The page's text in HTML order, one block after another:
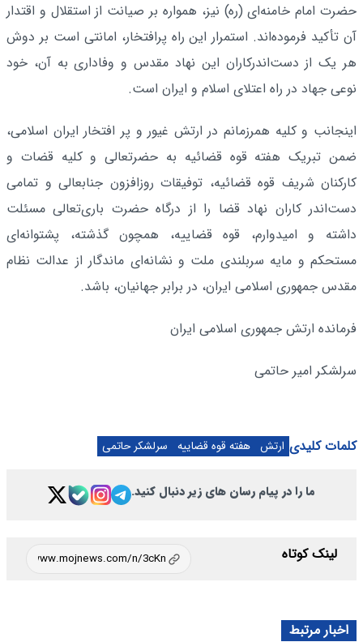
حضرت امام خامنه‌ای (ره) نیز، همواره بر صیانت از استقلال و اقتدار
آن تأکید فرموده‌اند. استمرار این راه پرافتخار، امانتی است بر دوش
هر یک از دست‌اندرکاران این نهاد مقدس و وفاداری به آن، خود
نوعی جهاد در راه اعتلای اسلام و ایران است.
اینجانب و کلیه همرزمانم در ارتش غیور و پر افتخار ایران اسلامی،
ضمن تبریک هفته قوه قضائیه به حضرتعالی و کلیه قضات و
کارکنان شریف قوه قضائیه، توفیقات روزافزون جنابعالی و تمامی
دست‌اندر کاران نهاد قضا را از درگاه حضرت باری‌تعالی مسئلت
داشته و امیدوارم، قوه قضاییه، همچون گذشته، پشتوانه‌ای
مستحکم و مایه سربلندی ملت و نشانه‌ای ماندگار از عدالت نظام
مقدس جمهوری اسلامی ایران، در برابر جهانیان، باشد.
فرمانده ارتش جمهوری اسلامی ایران
سرلشکر امیر حاتمی
کلمات کلیدی ارتش هفته قوه قضاییه سرلشکر حاتمی
ما را در پیام رسان های زیر دنبال کنید.
لینک کوتاه
اخبار مرتبط